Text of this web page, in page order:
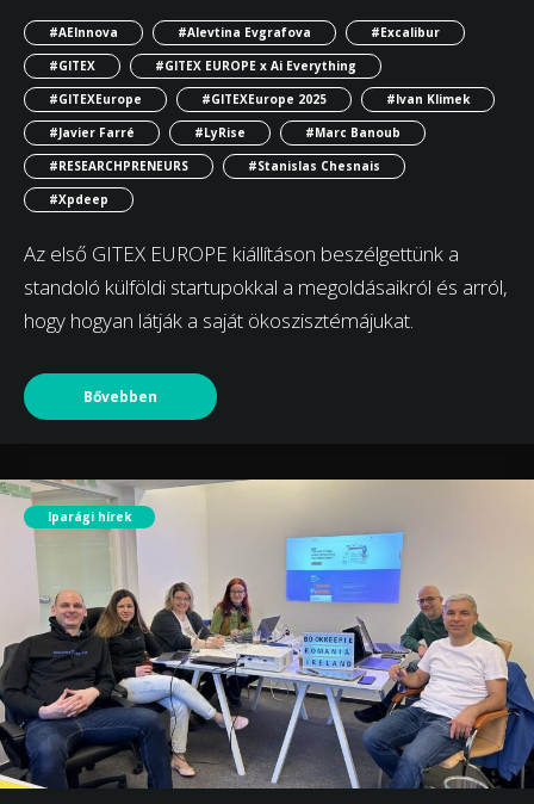
#AEInnova #Alevtina Evgrafova
#Excalibur
#GITEX
#GITEX EUROPE x Ai Everything
#GITEXEurope
#GITEXEurope 2025
#Ivan Klimek
#Javier Farré
#LyRise
#Marc Banoub
#RESEARCHPRENEURS
#Stanislas Chesnais
#Xpdeep
Az első GITEX EUROPE kiállításon beszélgettünk a
standoló külföldi startupokkal a megoldásaikról és arról,
hogy hogyan látják a saját ökoszisztémájukat.
Bővebben
Iparági hírek